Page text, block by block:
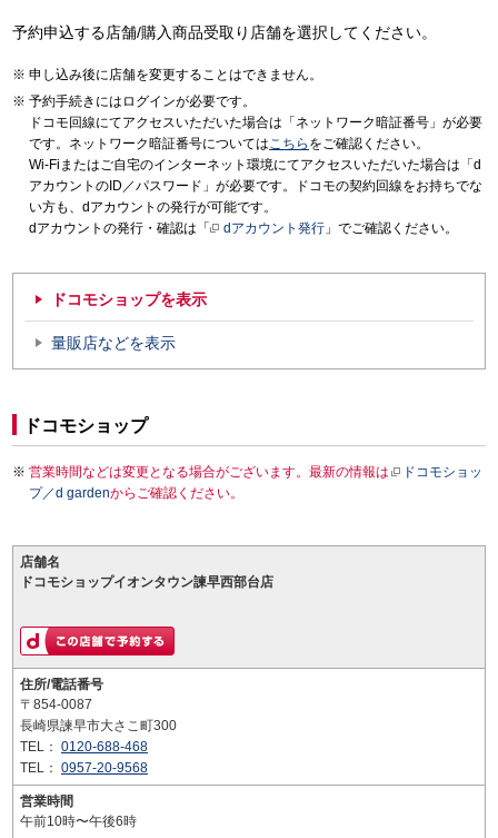
予約申込する店舗/購入商品受取り店舗を選択してください。
申し込み後に店舗を変更することはできません。
予約手続きにはログインが必要です。
ドコモ回線にてアクセスいただいた場合は「ネットワーク暗証番号」が必要
です。ネットワーク暗証番号についてはこちら をご確認ください。
Wi-Fiまたはご自宅のインターネット環境にてアクセスいただいた場合は「d
アカウントのID／パスワード」が必要です。ドコモの契約回線をお持ちでな
い方も、dアカウントの発行が可能です。
dアカウントの発行・確認は「
dアカウント発行 」でご確認ください。
ドコモショップを表示
量販店などを表示
ドコモショップ
営業時間などは変更となる場合がございます。最新の情報は
ドコモショッ
プ／d gardenからご確認ください。
店舗名
ドコモショップイオンタウン諫早西部台店
住所/電話番号
〒854-0087
長崎県諫早市大さこ町300
TEL： 0120-688-468
TEL： 0957-20-9568
営業時間
午前10時〜午後6時